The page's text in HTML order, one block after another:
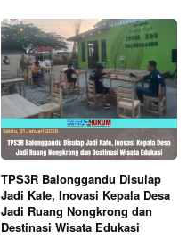
TPS3R Balonggandu Disulap
Jadi Kafe, Inovasi Kepala Desa
Jadi Ruang Nongkrong dan
Destinasi Wisata Edukasi